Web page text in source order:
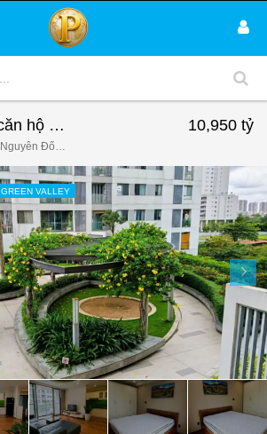
Cần bán nhanh căn hộ 118m2, chung cư Green Valley, giá 10.950 tỷ, nhà đầy đủ nội thất.
Chung cư Green Valley, Nguyễn Đổng Chi, quận 7.
10,950 tỷ
GREEN VALLEY